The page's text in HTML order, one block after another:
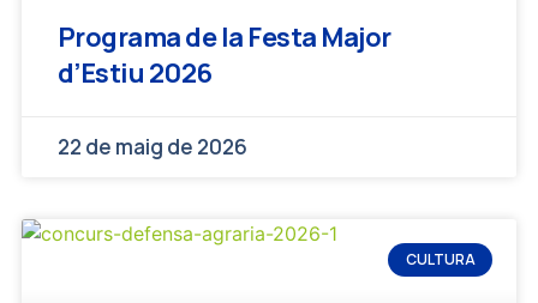
Programa de la Festa Major
d’Estiu 2026
22 de maig de 2026
CULTURA